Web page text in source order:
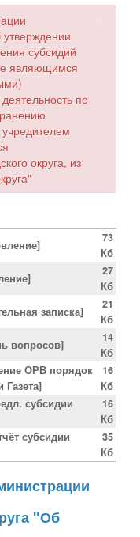
утверждении
субсидий
являющимся
по
округа, из
73
Кб
27
Кб
записка]
21
Кб
вопросов]
14
Кб
ОРВ порядок
Газета]
16
Кб
субсидии
16
Кб
субсидии
35
Кб
"Об